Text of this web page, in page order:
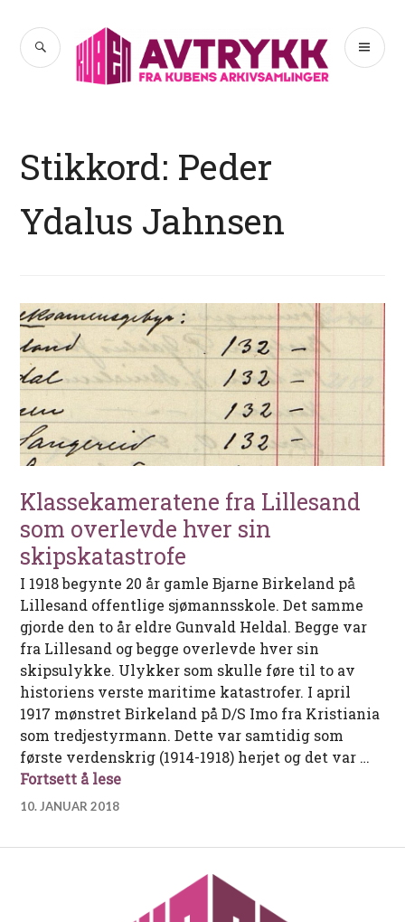
innhold
Avtrykk
SØK
Stikkord: Peder
Ydalus Jahnsen
Klassekameratene fra Lillesand
som overlevde hver sin
skipskatastrofe
I 1918 begynte 20 år gamle Bjarne Birkeland på
Lillesand offentlige sjømannsskole. Det samme
gjorde den to år eldre Gunvald Heldal. Begge var
fra Lillesand og begge overlevde hver sin
skipsulykke. Ulykker som skulle føre til to av
historiens verste maritime katastrofer. I april
1917 mønstret Birkeland på D/S Imo fra Kristiania
som tredjestyrmann. Dette var samtidig som
første verdenskrig (1914-1918) herjet og det var …
Fortsett å leseKlassekameratene fra Lillesand som
10. JANUAR 2018